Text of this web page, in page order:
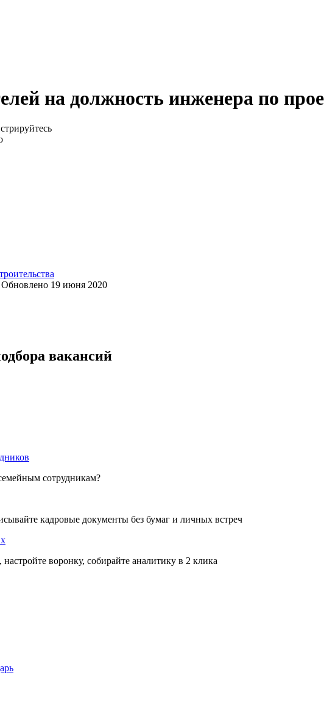
на должность инженера по
Обновлено 19 июня 2020
вакансий
сотрудникам?
кадровые документы без бумаг и личных встреч
воронку, собирайте аналитику в 2 клика